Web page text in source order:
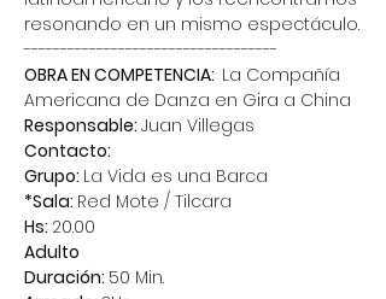
resonando en un mismo espectáculo.
-----------------------------------
OBRA EN COMPETENCIA: La Compañía
Americana de Danza en Gira a China
Responsable: Juan Villegas
Contacto:
Grupo: La Vida es una Barca
*Sala: Red Mote / Tilcara
Hs: 20.00
Adulto
Duración: 50 Min.